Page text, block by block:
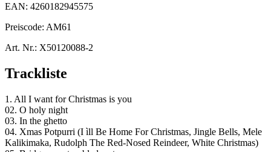
EAN: 4260182945575
Preiscode: AM61
Art. Nr.: X50120088-2
Trackliste
1. All I want for Christmas is you
02. O holy night
03. In the ghetto
04. Xmas Potpurri (I ìll Be Home For Christmas, Jingle Bells, Mele
Kalikimaka, Rudolph The Red-Nosed Reindeer, White Christmas)